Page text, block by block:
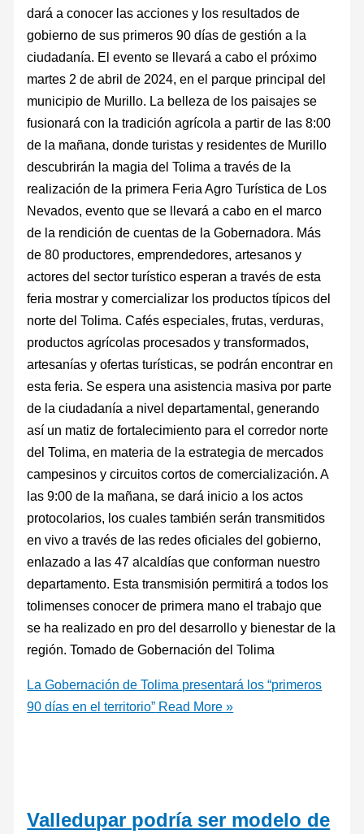
dará a conocer las acciones y los resultados de
gobierno de sus primeros 90 días de gestión a la
ciudadanía. El evento se llevará a cabo el próximo
martes 2 de abril de 2024, en el parque principal del
municipio de Murillo. La belleza de los paisajes se
fusionará con la tradición agrícola a partir de las 8:00
de la mañana, donde turistas y residentes de Murillo
descubrirán la magia del Tolima a través de la
realización de la primera Feria Agro Turística de Los
Nevados, evento que se llevará a cabo en el marco
de la rendición de cuentas de la Gobernadora. Más
de 80 productores, emprendedores, artesanos y
actores del sector turístico esperan a través de esta
feria mostrar y comercializar los productos típicos del
norte del Tolima. Cafés especiales, frutas, verduras,
productos agrícolas procesados y transformados,
artesanías y ofertas turísticas, se podrán encontrar en
esta feria. Se espera una asistencia masiva por parte
de la ciudadanía a nivel departamental, generando
así un matiz de fortalecimiento para el corredor norte
del Tolima, en materia de la estrategia de mercados
campesinos y circuitos cortos de comercialización. A
las 9:00 de la mañana, se dará inicio a los actos
protocolarios, los cuales también serán transmitidos
en vivo a través de las redes oficiales del gobierno,
enlazado a las 47 alcaldías que conforman nuestro
departamento. Esta transmisión permitirá a todos los
tolimenses conocer de primera mano el trabajo que
se ha realizado en pro del desarrollo y bienestar de la
región. Tomado de Gobernación del Tolima
La Gobernación de Tolima presentará los “primeros
90 días en el territorio” Read More »
Valledupar podría ser modelo de